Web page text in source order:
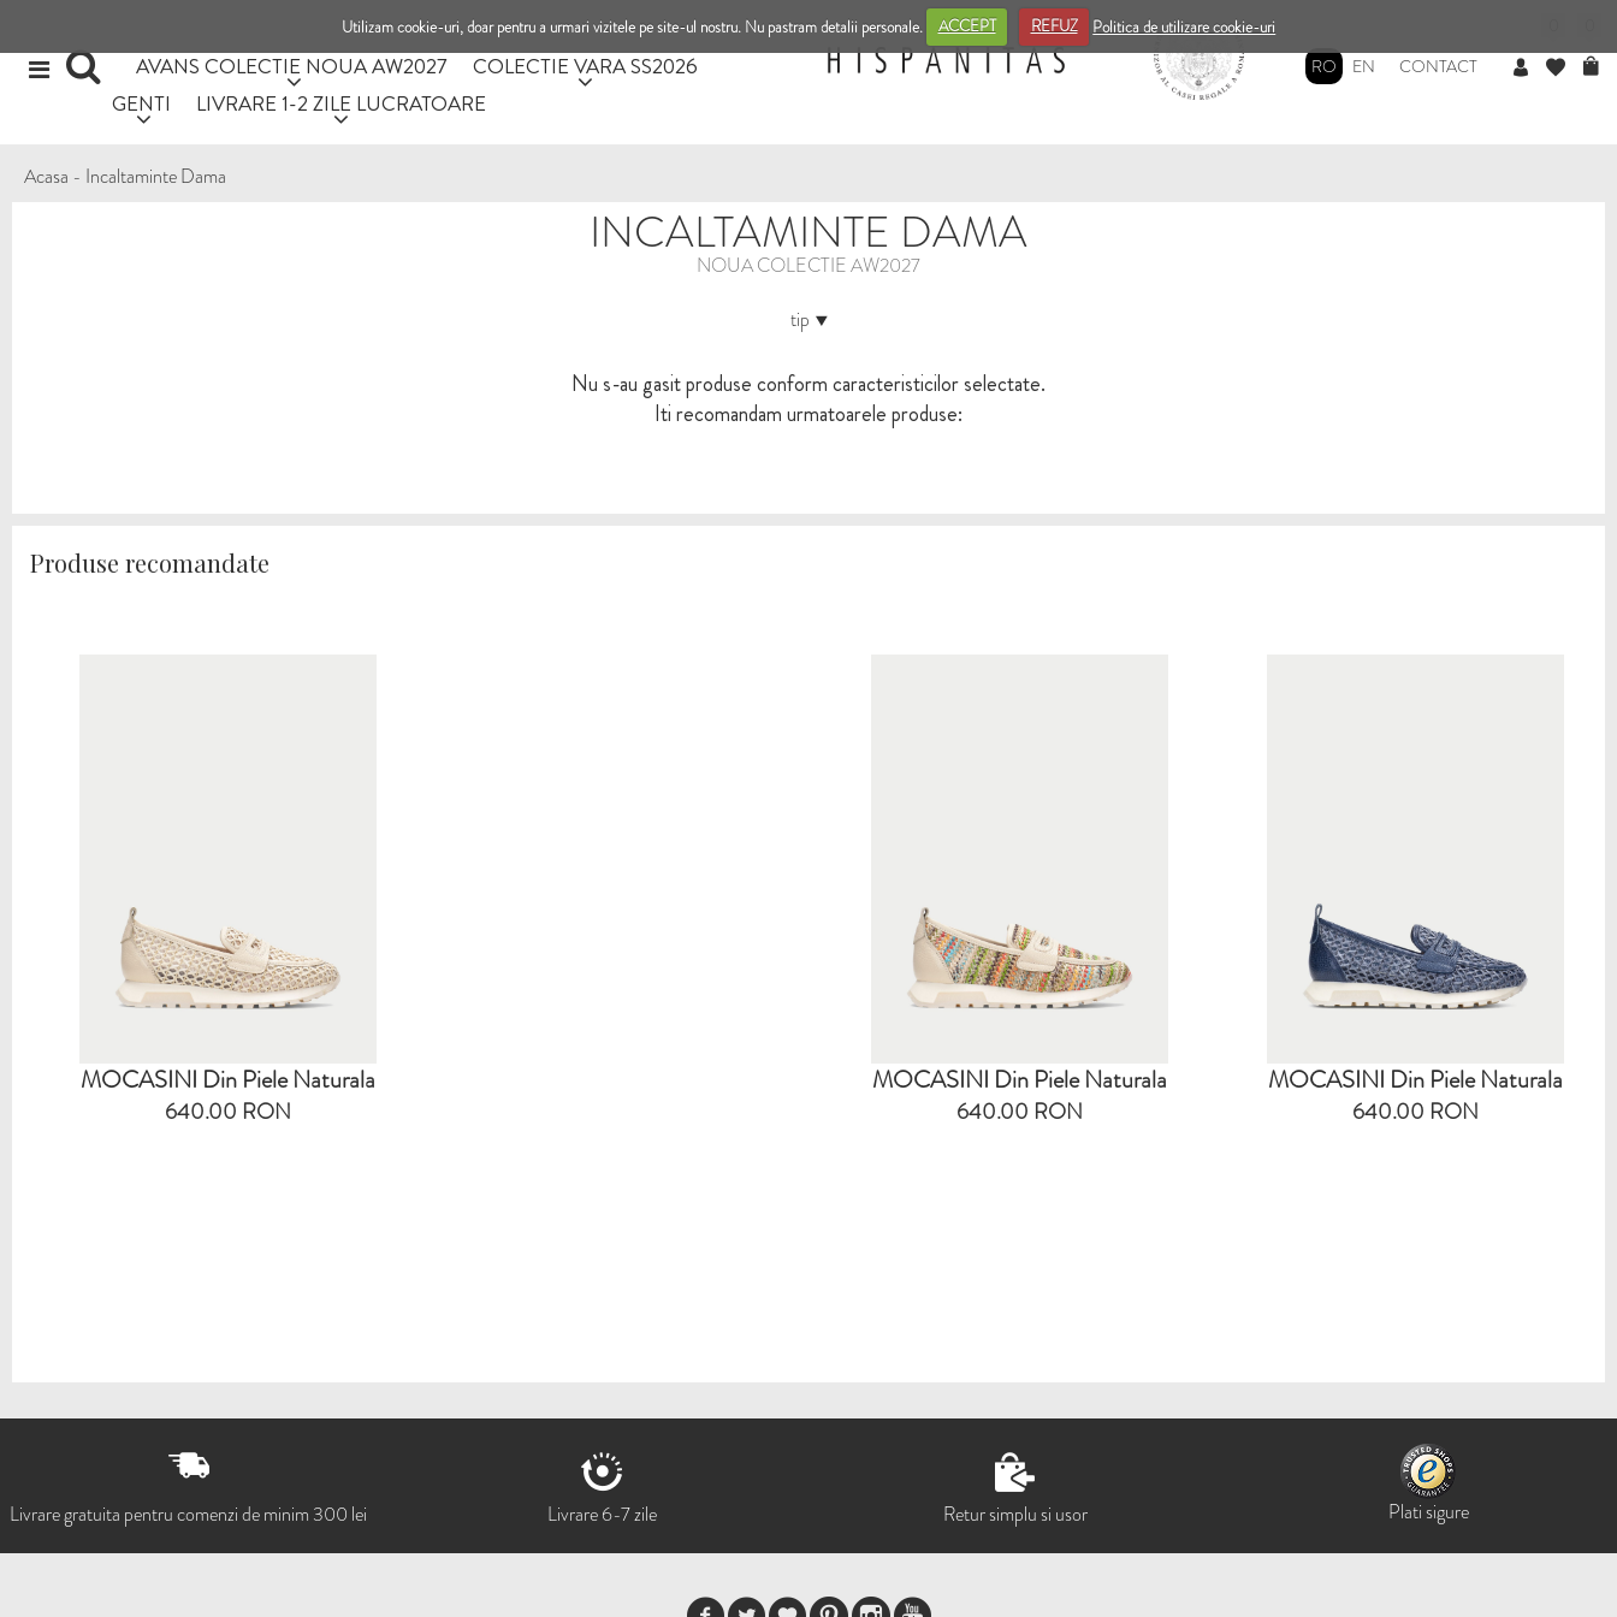
Utilizam cookie-uri, doar pentru a urmari vizitele pe site-ul nostru. Nu pastram detalii personale. ACCEPT REFUZ Politica de utilizare cookie-uri
AVANS COLECTIE NOUA AW2027
COLECTIE VARA SS2026
GENTI
LIVRARE 1-2 ZILE LUCRATOARE
RO EN CONTACT
Acasa - Incaltaminte Dama
INCALTAMINTE DAMA
NOUA COLECTIE AW2027
tip
Nu s-au gasit produse conform caracteristicilor selectate.
Iti recomandam urmatoarele produse:
Produse recomandate
MOCASINI Din Piele Naturala
640.00 RON
MOCASINI Din Piele Naturala
640.00 RON
MOCASINI Din Piele Naturala
640.00 RON
Livrare gratuita pentru comenzi de minim 300 lei Livrare 6-7 zile Retur simplu si usor Plati sigure